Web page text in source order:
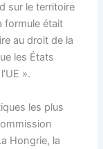
sur le territoire
formule était
au droit de la
les États
».
les plus
Hongrie, la